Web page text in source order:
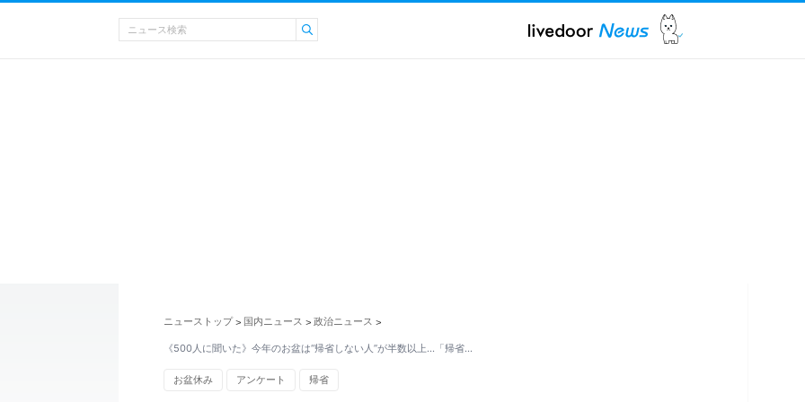
ニューストップ > 国内ニュース > 政治ニュース >
《500人に聞いた》今年のお盆は“帰省しない人”が半数以上…「帰省…
お盆休み アンケート 帰省